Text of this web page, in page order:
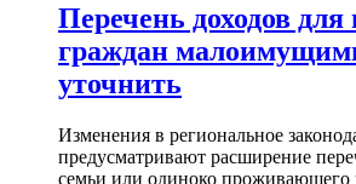
Перечень доходов
граждан
уточнить
Изменения в региональное
предусматривают расширение
семьи или одиноко проживающего